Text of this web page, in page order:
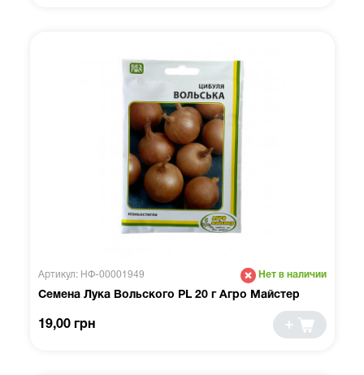
Артикул: НФ-00001949 Нет в наличии
Семена Лука Вольского PL 20 г Агро Майстер
19,00 грн